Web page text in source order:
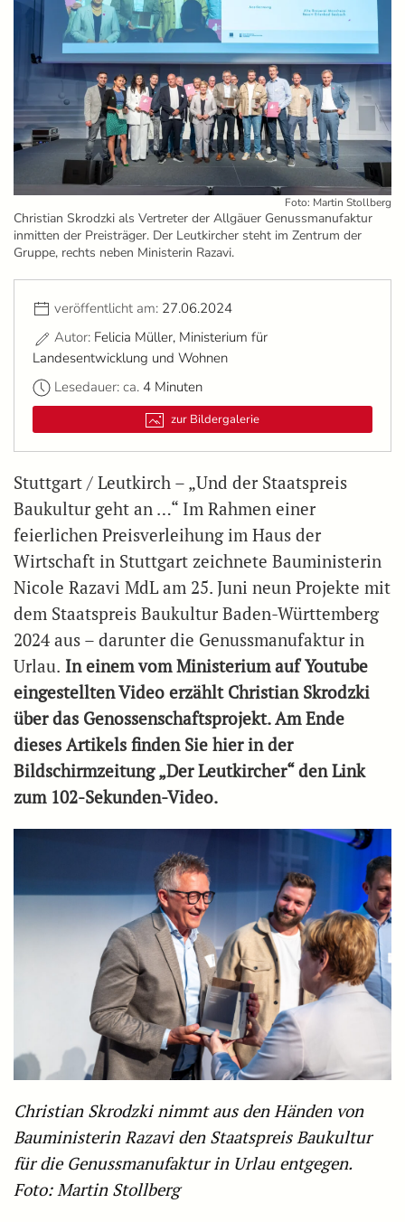
Foto: Martin Stollberg
Christian Skrodzki als Vertreter der Allgäuer Genussmanufaktur
inmitten der Preisträger. Der Leutkircher steht im Zentrum der
Gruppe, rechts neben Ministerin Razavi.
veröffentlicht am: 27.06.2024
Autor: Felicia Müller, Ministerium für
Landesentwicklung und Wohnen
Lesedauer: ca. 4 Minuten
zur Bildergalerie
Stuttgart / Leutkirch – „Und der Staatspreis
Baukultur geht an …“ Im Rahmen einer
feierlichen Preisverleihung im Haus der
Wirtschaft in Stuttgart zeichnete Bauministerin
Nicole Razavi MdL am 25. Juni neun Projekte mit
dem Staatspreis Baukultur Baden-Württemberg
2024 aus – darunter die Genussmanufaktur in
Urlau. In einem vom Ministerium auf Youtube
eingestellten Video erzählt Christian Skrodzki
über das Genossenschaftsprojekt. Am Ende
dieses Artikels finden Sie hier in der
Bildschirmzeitung „Der Leutkircher“ den Link
zum 102-Sekunden-Video.
Christian Skrodzki nimmt aus den Händen von
Bauministerin Razavi den Staatspreis Baukultur
für die Genussmanufaktur in Urlau entgegen.
Foto: Martin Stollberg